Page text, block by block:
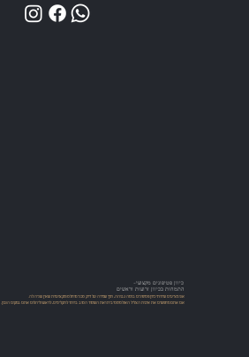
כיוון פטיפונים מקצועי-
התמחות בכיוון זרועות וראשים
אנו מציעים שירותי כיוון פטיפונים ברמה גבוהה, תוך שמירה על דיוק טכני מוחלט ומקצועיות שאין שניה לה.
אם אתם מחפשים את איכות הצליל האולטימטיבית ואת השימור הטוב ביותר לתקליטים, לראש וליהלום אתם במקום הנכון.​​